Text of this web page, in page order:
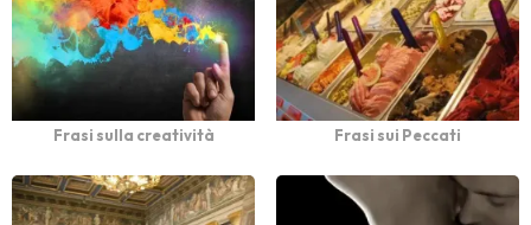
Frasi sulla creatività Frasi sui Peccati